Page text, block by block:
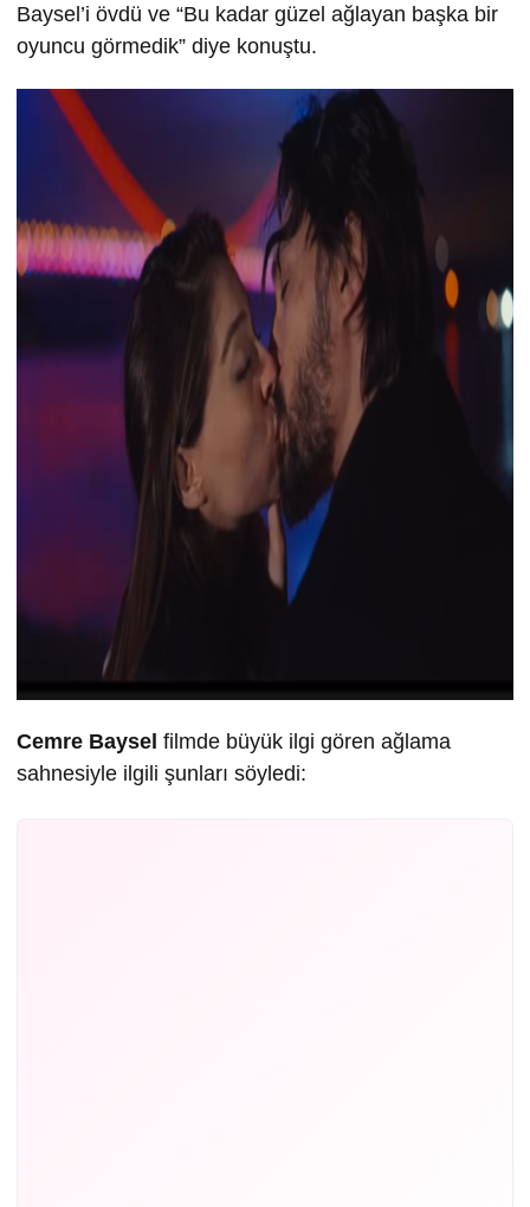
Baysel’i övdü ve “Bu kadar güzel ağlayan başka bir
oyuncu görmedik” diye konuştu.
Cemre Baysel filmde büyük ilgi gören ağlama
sahnesiyle ilgili şunları söyledi: